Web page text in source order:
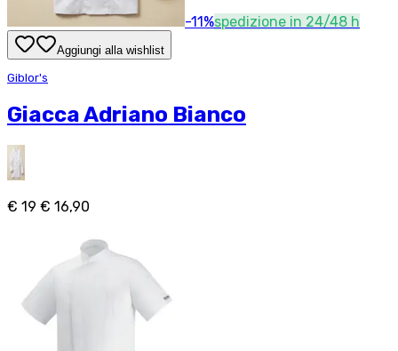
-11%spedizione in 24/48 h
Aggiungi alla wishlist
Giblor's
Giacca Adriano Bianco
€ 19 € 16,90